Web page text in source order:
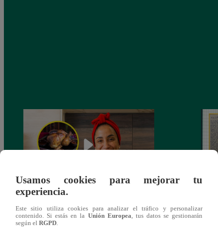
antes de Navidad?
Usamos cookies para mejorar tu
experiencia.
Este sitio utiliza cookies para analizar el tráfico y personalizar
contenido. Si estás en la Unión Europea , tus datos se gestionarán
según el RGPD